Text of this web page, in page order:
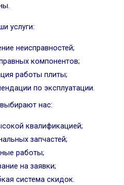
услуги:
неисправностей;
компонентов;
работы плиты;
по эксплуатации.
нас:
квалификацией;
запчастей;
работы;
на заявки;
система скидок.